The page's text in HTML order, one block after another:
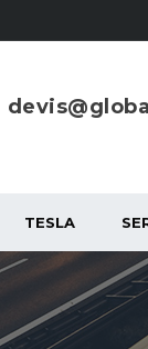
TESLA